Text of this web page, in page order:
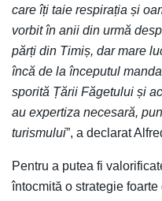
care îți taie respirația și
vorbit în anii din urmă
părți din Timiș, dar mare
încă de la începutul
sporită Țării Făgetului și
au expertiza necesară,
turismului”, a declarat
Pentru a putea fi
întocmită o strategie